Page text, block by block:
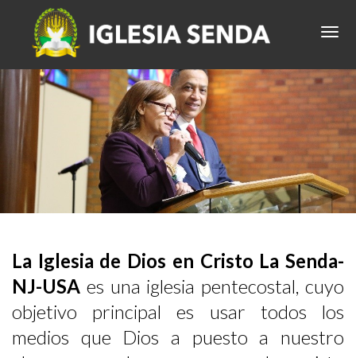
La Iglesia de Dios en Cristo La Senda-
NJ-USA es una iglesia pentecostal, cuyo
objetivo principal es usar todos los
medios que Dios a puesto a nuestro